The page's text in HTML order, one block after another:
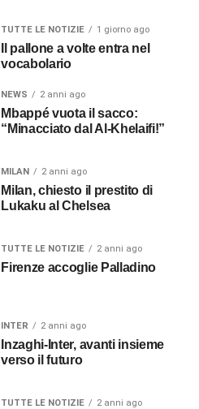
TUTTE LE NOTIZIE 1 giorno ago
Il pallone a volte entra nel
vocabolario
NEWS 2 anni ago
Mbappé vuota il sacco:
“Minacciato dal Al-Khelaifi!”
MILAN 2 anni ago
Milan, chiesto il prestito di
Lukaku al Chelsea
TUTTE LE NOTIZIE 2 anni ago
Firenze accoglie Palladino
INTER 2 anni ago
Inzaghi-Inter, avanti insieme
verso il futuro
TUTTE LE NOTIZIE 2 anni ago